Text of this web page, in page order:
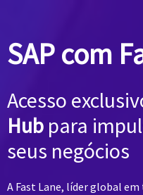
SAP com
Acesso
Hub para
seus negócios
A Fast Lane, líder global